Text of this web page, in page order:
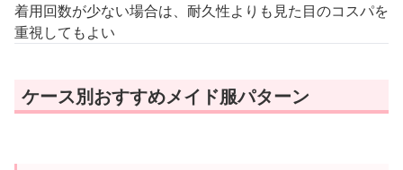
着用回数が少ない場合は、耐久性よりも見た目のコスパを
重視してもよい
ケース別おすすめメイド服パターン